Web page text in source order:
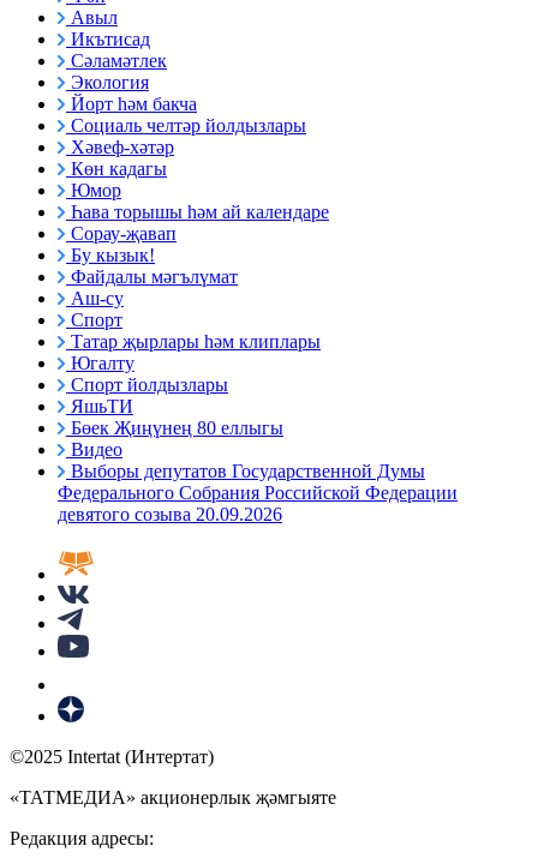
Авыл
Икътисад
Сәламәтлек
Экология
Йорт һәм бакча
Социаль челтәр йолдызлары
Хәвеф-хәтәр
Көн кадагы
Юмор
Һава торышы һәм ай календаре
Сорау-җавап
Бу кызык!
Файдалы мәгълүмат
Аш-су
Спорт
Татар җырлары һәм клиплары
Югалту
Спорт йолдызлары
ЯшьТИ
Бөек Җиңүнең 80 еллыгы
Видео
Выборы депутатов Государственной Думы
Федерального Собрания Российской Федерации
девятого созыва 20.09.2026
©2025 Intertat (Интертат)
«ТАТМЕДИА» акционерлык җәмгыяте
Редакция адресы: